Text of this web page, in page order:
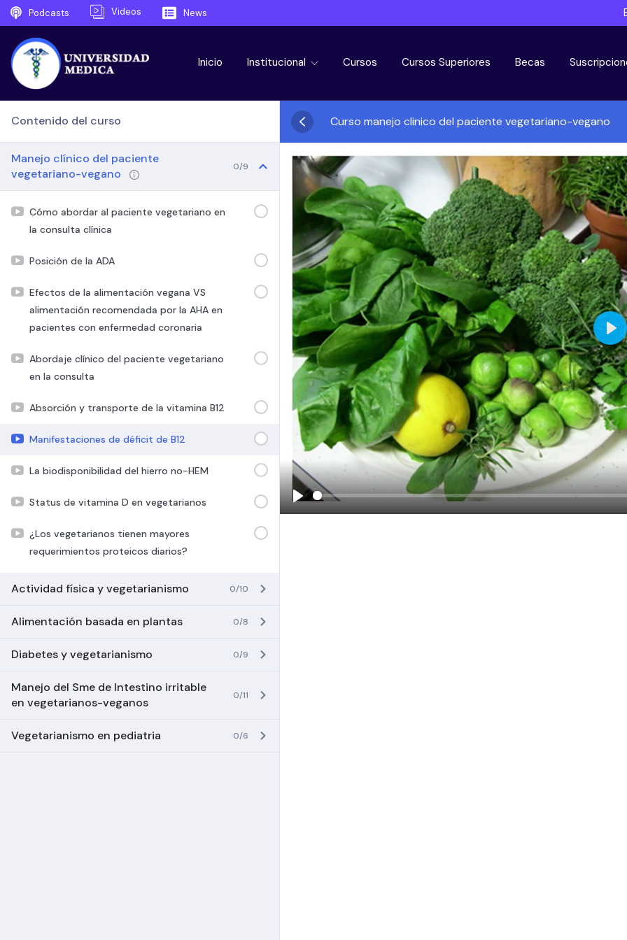
Podcasts Videos News
Inicio Institucional Cursos Cursos Superiores Becas
Contenido del curso
Manejo clínico del paciente
vegetariano-vegano
0/9
Cómo abordar al paciente vegetariano en
la consulta clínica
Posición de la ADA
Efectos de la alimentación vegana VS
alimentación recomendada por la AHA en
pacientes con enfermedad coronaria
Abordaje clínico del paciente vegetariano
en la consulta
Absorción y transporte de la vitamina B12
Manifestaciones de déficit de B12
La biodisponibilidad del hierro no-HEM
Status de vitamina D en vegetarianos
¿Los vegetarianos tienen mayores
requerimientos proteicos diarios?
Actividad física y vegetarianismo 0/10
Alimentación basada en plantas 0/8
Diabetes y vegetarianismo 0/9
Manejo del Sme de Intestino irritable
en vegetarianos-veganos
0/11
Vegetarianismo en pediatria 0/6
Curso manejo clinico del paciente vegetariano-vegano
Play